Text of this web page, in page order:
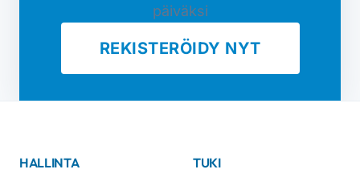
päiväksi
REKISTERÖIDY NYT
HALLINTA TUKI